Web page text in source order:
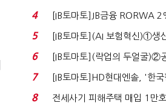
4
[IB토마토]JB금융 RORWA
실적 견인은 은행 ...
5
[IB토마토](AI 보험혁신)①생
80% 개선…현실...
6
[IB토마토](락업의 두얼굴)②
자 첫날 매도…FI ...
7
[IB토마토]HD현대엔솔, '한
수혜 부상…세액공...
8
전세사기 피해주택 매입 1만